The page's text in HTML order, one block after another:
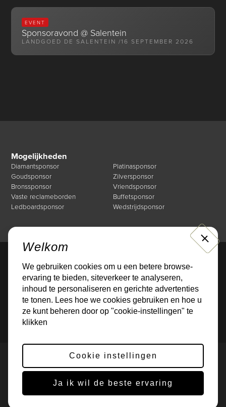
EVENT
Sponsoravond @ Salentein
LANDGOED DE SALENTEIN /16 SEPTEMBER 2026
Mogelijkheden
Diamantsponsor
Platinasponsor
Goudsponsor
Zilversponsor
Bronssponsor
Vriendsponsor
Vaste reclameborden
Buffetsponsor
Ledboardsponsor
Wedstrijdsponsor
Direct naar
Mogelijkheden
Over de Businessclub
Nieuws
Events
Sponsoren
Contact
Privacybeleid
Cookies
© 2026 Gerealiseerd doorOnline Monkeys
Deze site wordt beschermd door reCAPTCHA. Hetprivacybeleiden de
Welkom
We gebruiken cookies om u een betere browse-
ervaring te bieden, siteverkeer te analyseren,
inhoud te personaliseren en gerichte advertenties
te tonen. Lees hoe we cookies gebruiken en hoe u
ze kunt beheren door op "cookie-instellingen" te
klikken
CLOSE
Cookie instellingen
Ja ik wil de beste ervaring